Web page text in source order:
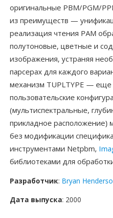
оригинальные PBM/PGM/
из преимуществ —
реализация чтения PAM
полутоновые, цветные и
изображения, устраняя
парсерах для каждого
механизм TUPLTYPE — еще
пользовательские
(мультиспектральные,
прикладное расположение)
без модификации
инструментами Netpbm,
библиотеками для
Разработчик: Bryan
Дата выпуска: 2000